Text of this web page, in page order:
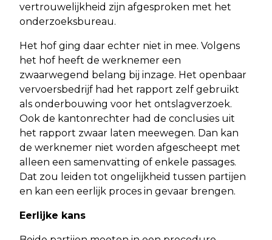
vertrouwelijkheid zijn afgesproken met het
onderzoeksbureau.
Het hof ging daar echter niet in mee. Volgens
het hof heeft de werknemer een
zwaarwegend belang bij inzage. Het openbaar
vervoersbedrijf had het rapport zelf gebruikt
als onderbouwing voor het ontslagverzoek.
Ook de kantonrechter had de conclusies uit
het rapport zwaar laten meewegen. Dan kan
de werknemer niet worden afgescheept met
alleen een samenvatting of enkele passages.
Dat zou leiden tot ongelijkheid tussen partijen
en kan een eerlijk proces in gevaar brengen.
Eerlijke kans